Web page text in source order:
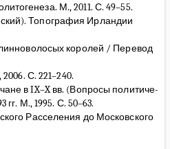
М., 2011. С. 49–55.
Топография Ирландии
королей / Перевод
С. 221–240.
в IX–X вв. (Вопросы политиче-
гг. М., 1995. С. 50–63.
Расселения до Московского